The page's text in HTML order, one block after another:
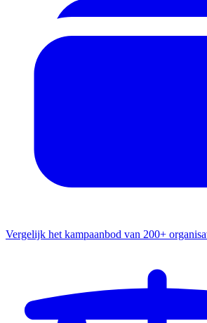
Vergelijk het kampaanbod van 200+